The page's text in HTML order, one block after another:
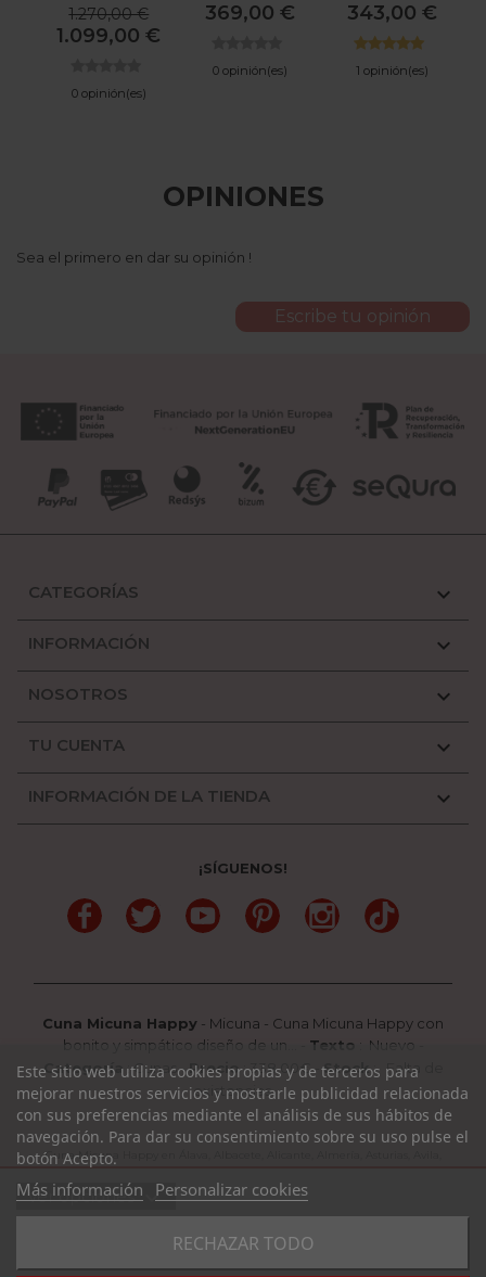
Ver opcionesexpand_more
COMPRAR
favorite_border
V3 + Kit De
Extensión +
Sábana
1.270,00 €
1.099,00 €
0 opinión(es)
369,00 €
0 opinión(es)
343,00 €
1 opinión(es)
OPINIONES
Sea el primero en dar su opinión !
Escribe tu opinión
CATEGORÍAS 
INFORMACIÓN 
NOSOTROS 
TU CUENTA 
INFORMACIÓN DE LA TIENDA 
¡SÍGUENOS!
FacebookTwitter YouTube PinterestInstagramTikTok
Cuna Micuna Happy - Micuna - Cuna Micuna Happy con
bonito y simpático diseño de un...
Texto : Nuevo
Categoría:Cunas-Precio:338.00 € -Stock: Falta de
existencias
Este sitio web utiliza cookies propias y de terceros para
mejorar nuestros servicios y mostrarle publicidad relacionada
con sus preferencias mediante el análisis de sus hábitos de
navegación. Para dar su consentimiento sobre su uso pulse el
botón Acepto.
Más información Personalizar cookies
RECHAZAR TODO
Cuna Micuna Happy en Álava, Albacete, Alicante, Almería, Asturias, Avila,
Córdoba, La Coruña, La Rioja, Cuenca, Girona, Granada, Guadalajara,
Guipuzcoa, Huelva, Huesca, Jaen, León, Lleida, Lugo, Madrid, Málaga, Murcia,
Navarra, Orense, Palencia, Pontevedra, Rioja, Salamanca, Segovia, Sevilla,